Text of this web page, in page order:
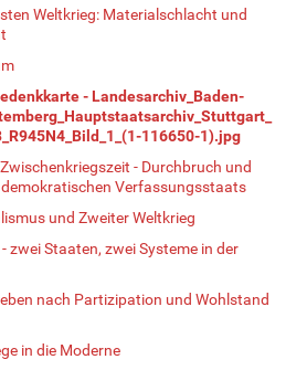
Weltkrieg: Materialschlacht und
- Landesarchiv_Baden-
116650-1).jpg
- Durchbruch und
demokratischen Verfassungsstaats
und Zweiter Weltkrieg
- zwei Staaten, zwei Systeme in der
nach Partizipation und Wohlstand
in die Moderne